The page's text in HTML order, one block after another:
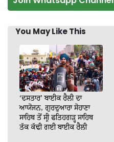
You May Like This
‘ਦਸਤਾਰ’ ਬਾਈਕ ਰੈਲੀ ਦਾ
ਆਯੋਜਨ, ਗੁਰਦੁਆਰਾ ਸੋਹਾਣਾ
ਸਾਹਿਬ ਤੋਂ ਸ੍ਰੀ ਫਤਿਹਗੜ੍ਹ ਸਾਹਿਬ
ਤੱਕ ਕੱਢੀ ਗਈ ਬਾਈਕ ਰੈਲੀ